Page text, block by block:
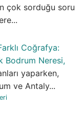
çok sorduğu soru
Coğrafya:
Bodrum Neresi,
yaparken,
ve Antaly...